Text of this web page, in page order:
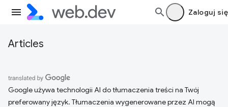
Zaloguj się
Articles
Google używa technologii AI do tłumaczenia treści na Twój
preferowany język. Tłumaczenia wygenerowane przez AI mogą